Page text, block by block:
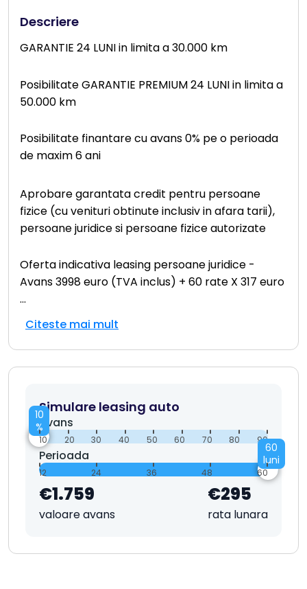
Descriere
GARANTIE 24 LUNI in limita a 30.000 km
Posibilitate GARANTIE PREMIUM 24 LUNI in limita a
50.000 km
Posibilitate finantare cu avans 0% pe o perioada
de maxim 6 ani
Aprobare garantata credit pentru persoane
fizice (cu venituri obtinute inclusiv in afara tarii),
persoane juridice si persoane fizice autorizate
Oferta indicativa leasing persoane juridice -
Avans 3998 euro (TVA inclus) + 60 rate X 317 euro
...
Citeste mai mult
Simulare leasing auto
Avans
10
%
10 20 30 40 50 60 70 80 90
Perioada
60
luni
12 24 36 48 60
€1.759
valoare avans
€295
rata lunara